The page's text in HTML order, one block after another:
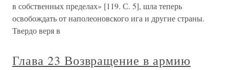
в собственных пределах» [119. С. 5], шла теперь
освобождать от наполеоновского ига и другие страны.
Твердо веря в
Глава 23 Возвращение в армию